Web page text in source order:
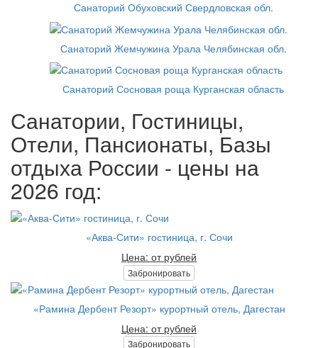
Санаторий Обуховский Свердловская обл.
Санаторий Жемчужина Урала Челябинская обл.
Санаторий Сосновая роща Курганская область
Санатории, Гостиницы,
Отели, Пансионаты, Базы
отдыха России - цены на
2026 год:
«Аква-Сити» гостиница, г. Сочи
Цена: от рублей
Забронировать
«Рамина Дербент Резорт» курортный отель, Дагестан
Цена: от рублей
Забронировать